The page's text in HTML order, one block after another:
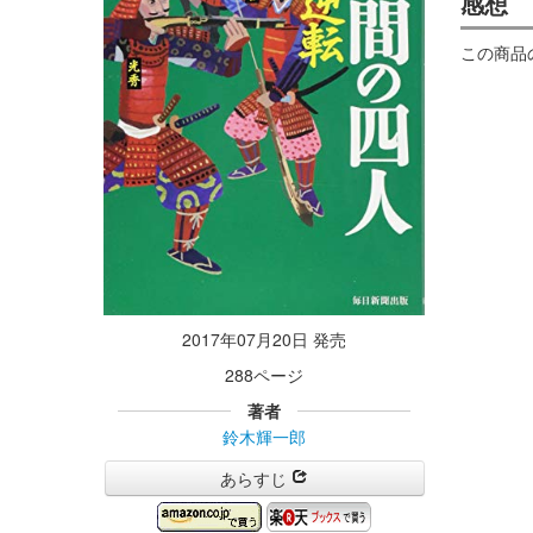
2017年07月20日 発売
288ページ
著者
鈴木輝一郎
あらすじ
この商品